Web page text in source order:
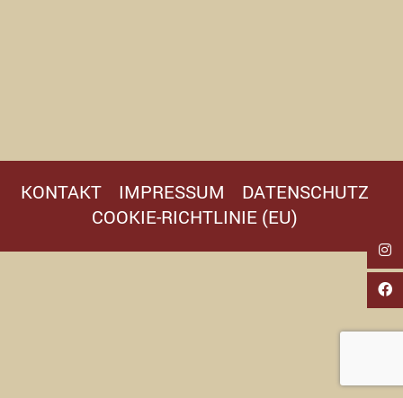
KONTAKT IMPRESSUM
DATENSCHUTZ
COOKIE-RICHTLINIE (EU)